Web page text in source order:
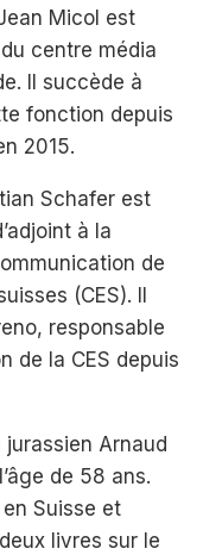
Micol est
centre média
Il succède à
fonction depuis
2015.
Schafer est
à la
de
(CES). Il
responsable
de la CES depuis
Arnaud
de 58 ans.
Suisse et
livres sur le